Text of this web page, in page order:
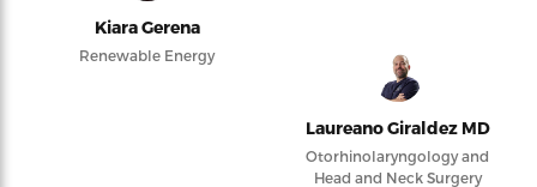
Kiara Gerena
Renewable Energy
Laureano Giraldez MD
Otorhinolaryngology and
Head and Neck Surgery